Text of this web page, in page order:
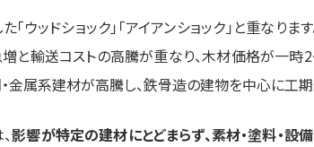
ウッドショック」「アイアンショック」と重なりま
と輸送コストの高騰が重なり、木材価格が一時
・金属系建材が高騰し、鉄骨造の建物を中心に工
影響が特定の建材にとどまらず、素材・塗料・設